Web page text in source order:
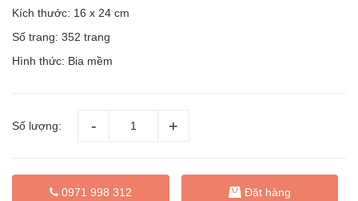
Kích thước: 16 x 24 cm
Số trang: 352 trang
Hình thức: Bia mềm
Số lượng:
0971 998 312 Đặt hàng